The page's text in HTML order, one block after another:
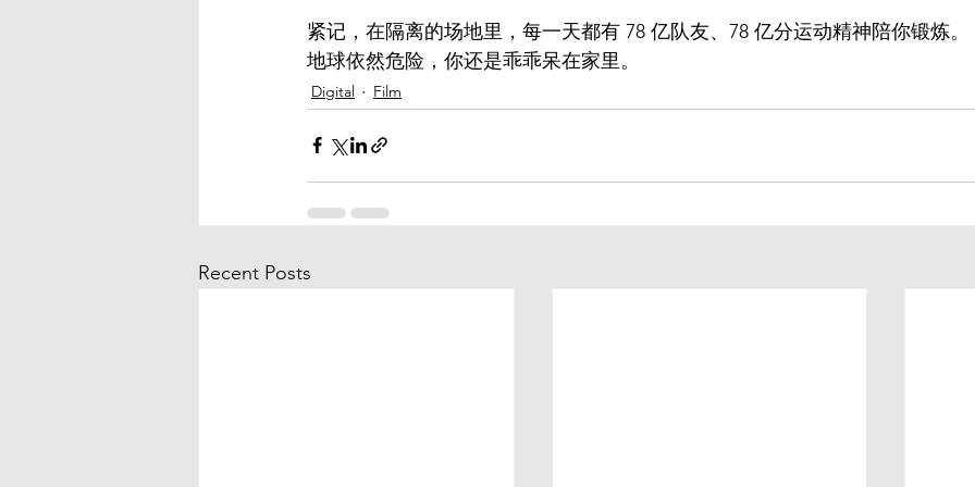
紧记，在隔离的场地里，每一天都有 78 亿队友、78 亿分运动精神陪你锻炼。
地球依然危险，你还是乖乖呆在家里。
Digital Film
Recent Posts